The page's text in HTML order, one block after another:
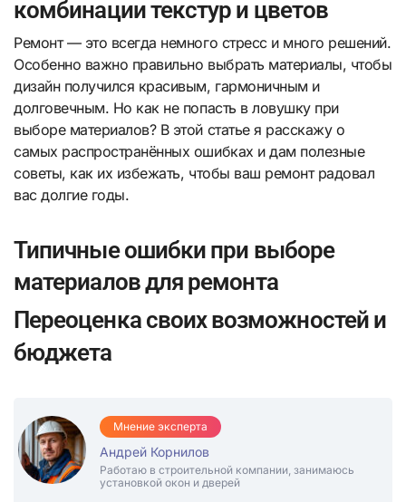
комбинации текстур и цветов
Ремонт — это всегда немного стресс и много решений.
Особенно важно правильно выбрать материалы, чтобы
дизайн получился красивым, гармоничным и
долговечным. Но как не попасть в ловушку при
выборе материалов? В этой статье я расскажу о
самых распространённых ошибках и дам полезные
советы, как их избежать, чтобы ваш ремонт радовал
вас долгие годы.
Типичные ошибки при выборе
материалов для ремонта
Переоценка своих возможностей и
бюджета
Мнение эксперта
Андрей Корнилов
Работаю в строительной компании, занимаюсь
установкой окон и дверей